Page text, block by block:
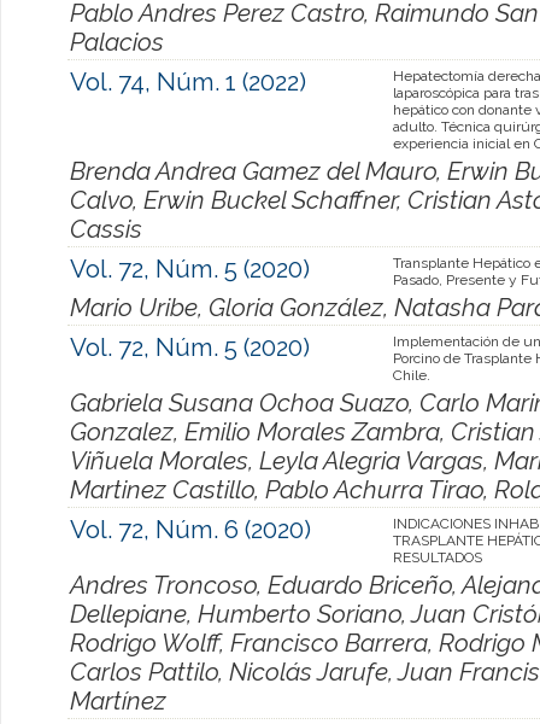
Pablo Andres Perez Castro, Raimundo
Palacios
Vol. 74, Núm. 1 (2022)
Hepatectomía
laparoscópica para
hepático con donante
adulto. Técnica
experiencia inicial en
Brenda Andrea Gamez del Mauro, Erwin
Calvo, Erwin Buckel Schaffner, Cristian
Cassis
Vol. 72, Núm. 5 (2020)
Transplante Hepático
Pasado, Presente y
Mario Uribe, Gloria González, Natasha
Vol. 72, Núm. 5 (2020)
Implementación de
Porcino de Trasplante
Chile.
Gabriela Susana Ochoa Suazo, Carlo
Gonzalez, Emilio Morales Zambra,
Viñuela Morales, Leyla Alegria Vargas,
Martinez Castillo, Pablo Achurra Tirao,
Vol. 72, Núm. 6 (2020)
INDICACIONES
TRASPLANTE
RESULTADOS
Andres Troncoso, Eduardo Briceño,
Dellepiane, Humberto Soriano, Juan
Rodrigo Wolff, Francisco Barrera,
Carlos Pattilo, Nicolás Jarufe, Juan
Martínez